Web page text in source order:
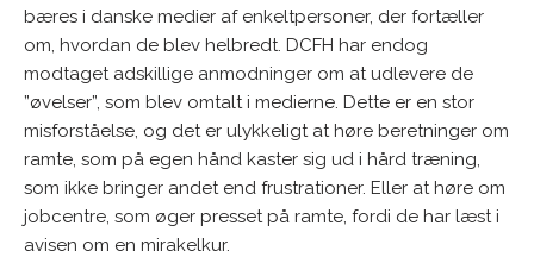
bæres i danske medier af enkeltpersoner, der fortæller
om, hvordan de blev helbredt. DCFH har endog
modtaget adskillige anmodninger om at udlevere de
”øvelser”, som blev omtalt i medierne. Dette er en stor
misforståelse, og det er ulykkeligt at høre beretninger om
ramte, som på egen hånd kaster sig ud i hård træning,
som ikke bringer andet end frustrationer. Eller at høre om
jobcentre, som øger presset på ramte, fordi de har læst i
avisen om en mirakelkur.